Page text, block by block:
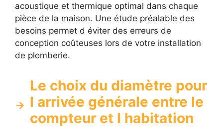
acoustique et thermique optimal dans chaque
pièce de la maison. Une étude préalable des
besoins permet d éviter des erreurs de
conception coûteuses lors de votre installation
de plomberie.
Le choix du diamètre pour
l arrivée générale entre le
compteur et l habitation